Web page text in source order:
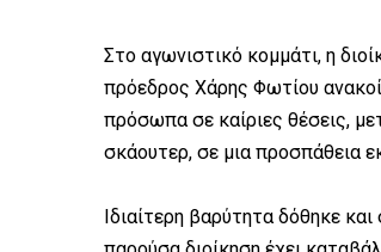
Στο αγωνιστικό κομμάτι, η
πρόεδρος Χάρης Φωτίου
πρόσωπα σε καίριες θέσεις,
σκάουτερ, σε μια προσπάθεια
Ιδιαίτερη βαρύτητα δόθηκε